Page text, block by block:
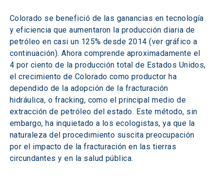
Colorado se benefició de las ganancias en tecnología
y eficiencia que aumentaron la producción diaria de
petróleo en casi un 125% desde 2014 (ver gráfico a
continuación). Ahora comprende aproximadamente el
4 por ciento de la producción total de Estados Unidos,
el crecimiento de Colorado como productor ha
dependido de la adopción de la fracturación
hidráulica, o fracking, como el principal medio de
extracción de petróleo del estado. Este método, sin
embargo, ha inquietado a los ecologistas, ya que la
naturaleza del procedimiento suscita preocupación
por el impacto de la fracturación en las tierras
circundantes y en la salud pública.